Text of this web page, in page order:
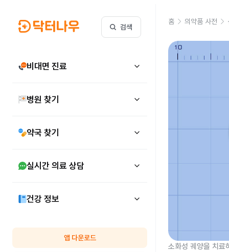
검색
비대면 진료
병원 찾기
약국 찾기
실시간 의료 상담
건강 정보
앱 다운로드
홈 의약품 사전
소화성 궤양을 치료